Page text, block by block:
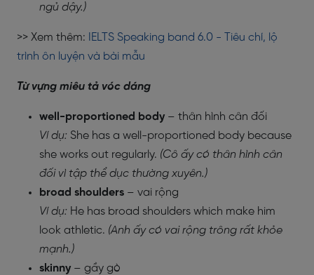
ngủ dậy.)
>> Xem thêm:
IELTS Speaking band 6.0 - Tiêu chí, lộ
trình ôn luyện và bài mẫu
Từ vựng miêu tả vóc dáng
well-proportioned body – thân hình cân đối
Ví dụ: She has a well-proportioned body because
she works out regularly. (Cô ấy có thân hình cân
đối vì tập thể dục thường xuyên.)
broad shoulders – vai rộng
Ví dụ: He has broad shoulders which make him
look athletic. (Anh ấy có vai rộng trông rất khỏe
mạnh.)
skinny – gầy gò